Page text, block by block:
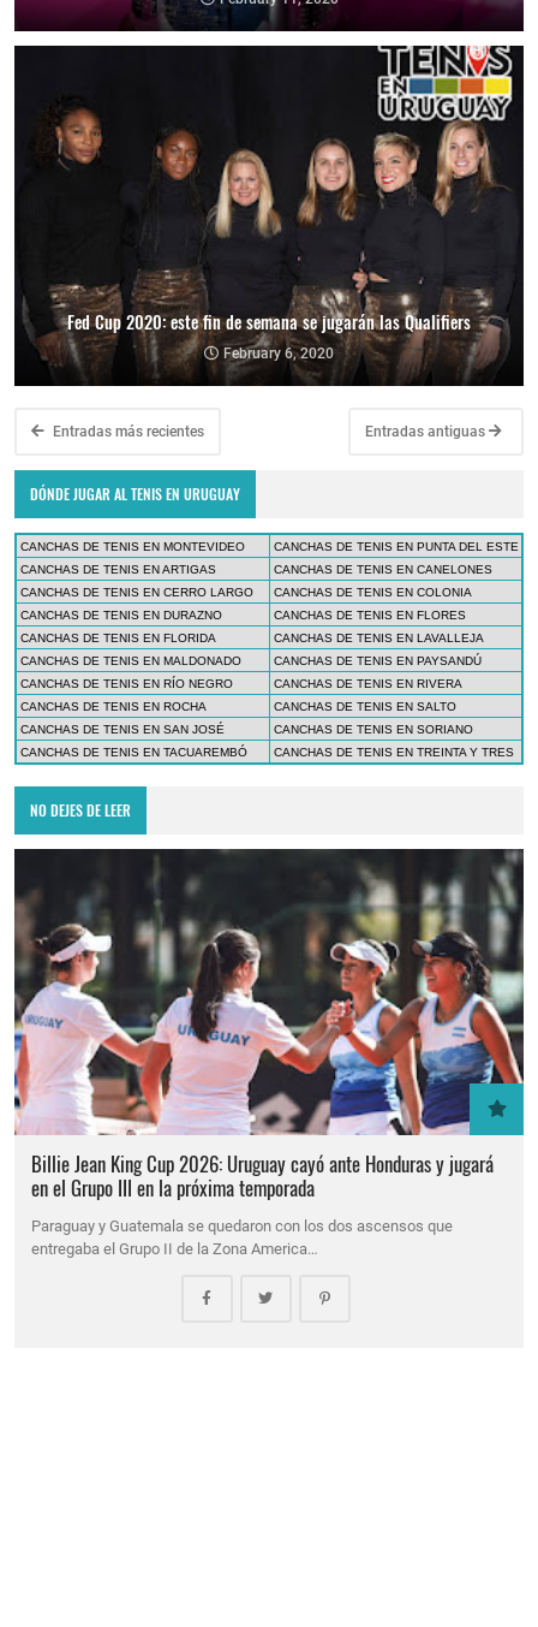
Fed Cup 2020: este fin de semana se jugarán las Qualifiers
February 6, 2020
Entradas más recientes Entradas antiguas
DÓNDE JUGAR AL TENIS EN URUGUAY
CANCHAS DE TENIS EN MONTEVIDEO
CANCHAS DE TENIS EN PUNTA DEL ESTE
CANCHAS DE TENIS EN ARTIGAS
CANCHAS DE TENIS EN CANELONES
CANCHAS DE TENIS EN CERRO LARGO
CANCHAS DE TENIS EN COLONIA
CANCHAS DE TENIS EN DURAZNO
CANCHAS DE TENIS EN FLORES
CANCHAS DE TENIS EN FLORIDA
CANCHAS DE TENIS EN LAVALLEJA
CANCHAS DE TENIS EN MALDONADO
CANCHAS DE TENIS EN PAYSANDÚ
CANCHAS DE TENIS EN RÍO NEGRO
CANCHAS DE TENIS EN RIVERA
CANCHAS DE TENIS EN ROCHA
CANCHAS DE TENIS EN SALTO
CANCHAS DE TENIS EN SAN JOSÉ
CANCHAS DE TENIS EN SORIANO
CANCHAS DE TENIS EN TACUAREMBÓ
CANCHAS DE TENIS EN TREINTA Y TRES
NO DEJES DE LEER
Billie Jean King Cup 2026: Uruguay cayó ante Honduras y jugará
en el Grupo III en la próxima temporada
Paraguay y Guatemala se quedaron con los dos ascensos que
entregaba el Grupo II de la Zona America…